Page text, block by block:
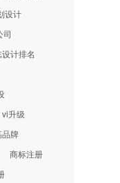
设计
司
计排名
vi升级
品牌
商标注册